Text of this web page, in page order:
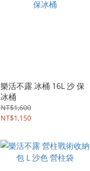
樂活不露 冰桶 16L 沙 保
冰桶
NT$1,600
NT$1,150